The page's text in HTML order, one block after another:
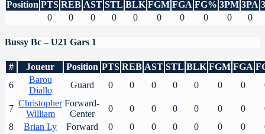
Position PTS REB AST STL BLK FGM FGA FG% 3PM 3PA
0
0 0 0 0 0 0 0 0 0
Bussy Bc – U21 Gars 1
# Joueur Position PTS REB AST STL BLK FGM FGA
6
Barou
Diallo
Guard 0 0 0 0 0 0 0
7
Christopher
William
Forward-
Center
0 0 0 0 0 0 0
8
Brian Ly Forward 0 0 0 0 0 0 0